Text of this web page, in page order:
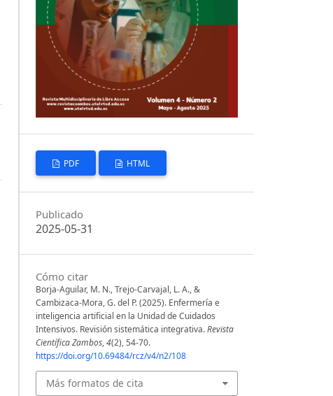
PDF HTML
Publicado
2025-05-31
Cómo citar
Borja-Aguilar, M. N., Trejo-Carvajal, L. A., &
Cambizaca-Mora, G. del P. (2025). Enfermería e
inteligencia artificial en la Unidad de Cuidados
Intensivos. Revisión sistemática integrativa.Revista
Científica Zambos,4(2), 54-70.
https://doi.org/10.69484/rcz/v4/n2/108
Más formatos de cita